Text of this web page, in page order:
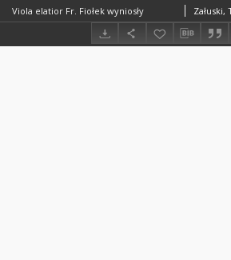
Viola elatior Fr. Fiołek wyniosły